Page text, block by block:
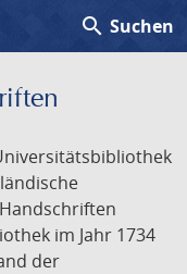
search Suchen
im Jahr 1734
der